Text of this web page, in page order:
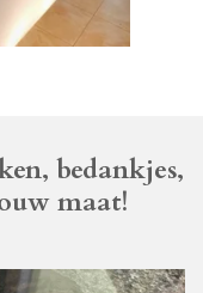
bedankjes,
maat!